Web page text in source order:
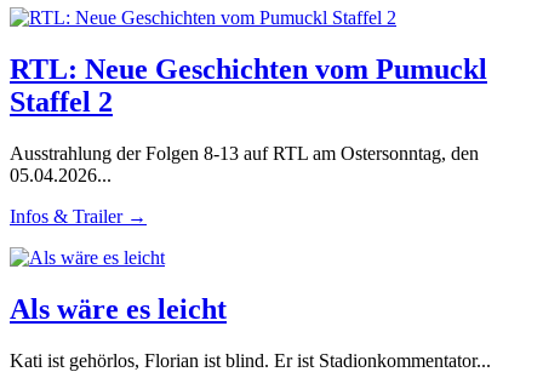
RTL: Neue Geschichten vom Pumuckl
Staffel 2
Ausstrahlung der Folgen 8-13 auf RTL am Ostersonntag, den
05.04.2026...
Infos & Trailer →
Als wäre es leicht
Kati ist gehörlos, Florian ist blind. Er ist Stadionkommentator...